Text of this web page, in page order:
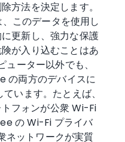
方法を決定します。
このデータを使用し
更新し、強力な保護
が入り込むことはあ
ーター以外でも、
両方のデバイスに
ています。たとえば、
フォンが公衆 Wi-Fi
の Wi-Fi プライバ
ネットワークが実質